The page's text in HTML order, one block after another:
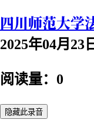
四川师范大学
2025年04月23
阅读量：0
隐藏此录音